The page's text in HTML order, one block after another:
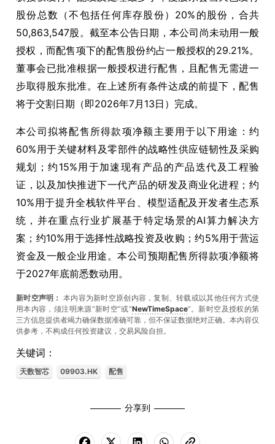
股份总数（不包括任何库存股份）20%的股份，合共
50,863,547股。截至本公告日期，本公司尚未动用一般
授权，而配售项下的配售股份约占一般授权的29.21%。
董事会已批准根据一般授权进行配售，且配售无需进一
步取得股东批准。在上述所有条件达成的前提下，配售
将于交割日期（即2026年7月13日）完成。
本公司拟将配售所得款项净额主要用于以下用途：约
60%用于关键材料及零部件的战略性供应链韧性及采购
规划；约15%用于加速现有产品的产品迭代及工程验
证，以及加快推进下一代产品的研发及商业化进程；约
10%用于提升全栈软件平台、模型适配及开发者生态系
统，并在重点行业扩展基于特定场景的AI算力解决方
案；约10%用于选择性战略投资及收购；约5%用于营运
资金及一般企业用途。本公司预期配售所得款项净额将
于2027年底前悉数动用。
新时空声明： 本内容为新时空原创内容，复制、转载或以其他任何方式使
用本内容，须注明来源“新时空”或“NewTimeSpace”。新时空及授权的第
三方信息提供者竭力确保数据准确可靠，但不保证数据绝对正确。本內容仅
供参考，不构成任何投资建议，交易风险自担。
关键词：
天数智芯 09903.HK 配售
分享到